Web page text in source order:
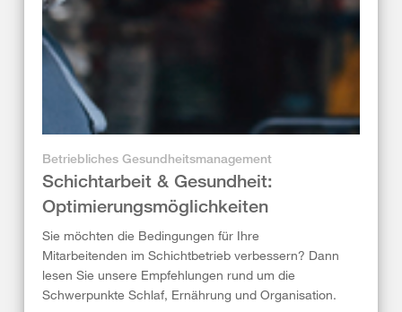
Betriebliches Gesundheitsmanagement
Schichtarbeit & Gesundheit:
Optimierungsmöglichkeiten
Sie möchten die Bedingungen für Ihre
Mitarbeitenden im Schichtbetrieb verbessern? Dann
lesen Sie unsere Empfehlungen rund um die
Schwerpunkte Schlaf, Ernährung und Organisation.